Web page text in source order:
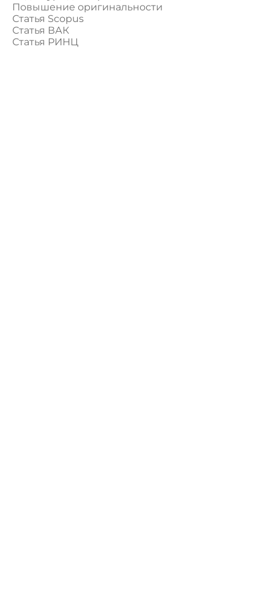
Повышение оригинальности
Статья Scopus
Статья ВАК
Статья РИНЦ